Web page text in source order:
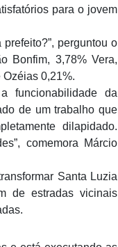
para o jovem
perguntou o
Bonfim, 3,78% Vera,
0,21%.
funcionabilidade da
de um trabalho que
dilapidado.
comemora Márcio
Santa Luzia
de estradas vicinais